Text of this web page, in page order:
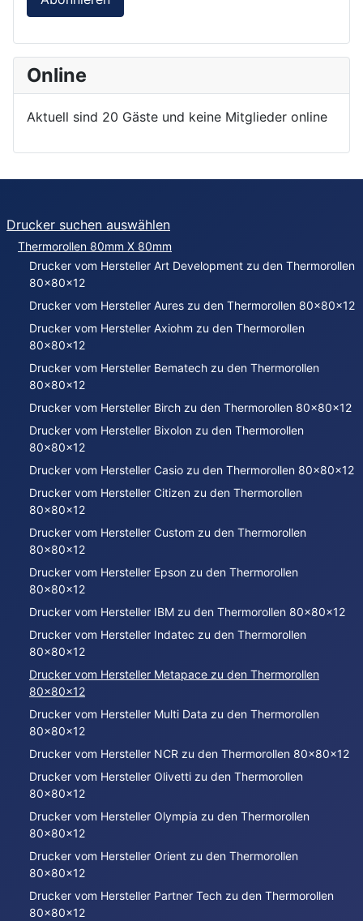
Online
Aktuell sind 20 Gäste und keine Mitglieder online
Drucker suchen auswählen
Thermorollen 80mm X 80mm
Drucker vom Hersteller Art Development zu den Thermorollen
80x80x12
Drucker vom Hersteller Aures zu den Thermorollen 80x80x12
Drucker vom Hersteller Axiohm zu den Thermorollen
80x80x12
Drucker vom Hersteller Bematech zu den Thermorollen
80x80x12
Drucker vom Hersteller Birch zu den Thermorollen 80x80x12
Drucker vom Hersteller Bixolon zu den Thermorollen
80x80x12
Drucker vom Hersteller Casio zu den Thermorollen 80x80x12
Drucker vom Hersteller Citizen zu den Thermorollen
80x80x12
Drucker vom Hersteller Custom zu den Thermorollen
80x80x12
Drucker vom Hersteller Epson zu den Thermorollen
80x80x12
Drucker vom Hersteller IBM zu den Thermorollen 80x80x12
Drucker vom Hersteller Indatec zu den Thermorollen
80x80x12
Drucker vom Hersteller Metapace zu den Thermorollen
80x80x12
Drucker vom Hersteller Multi Data zu den Thermorollen
80x80x12
Drucker vom Hersteller NCR zu den Thermorollen 80x80x12
Drucker vom Hersteller Olivetti zu den Thermorollen
80x80x12
Drucker vom Hersteller Olympia zu den Thermorollen
80x80x12
Drucker vom Hersteller Orient zu den Thermorollen
80x80x12
Drucker vom Hersteller Partner Tech zu den Thermorollen
80x80x12